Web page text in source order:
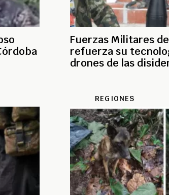
Fuerzas Militares
refuerza su
drones de las
REGIONES